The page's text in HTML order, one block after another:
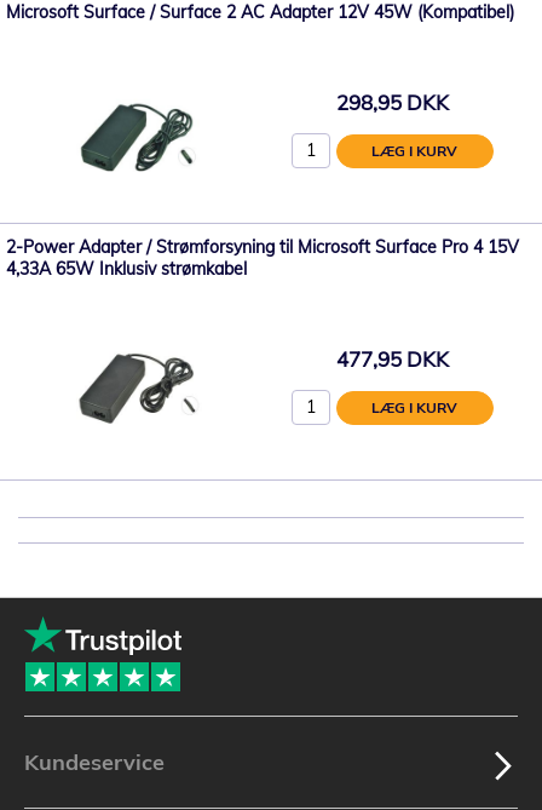
Microsoft Surface / Surface 2 AC Adapter 12V 45W (Kompatibel)
298,95 DKK
LÆG I KURV
2-Power Adapter / Strømforsyning til Microsoft Surface Pro 4 15V
4,33A 65W Inklusiv strømkabel
477,95 DKK
LÆG I KURV
Kundeservice